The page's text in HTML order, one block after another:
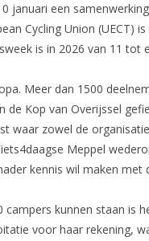
januari een
Cycling Union (UECT)
is in 2026 van 11 tot
Meer dan 1500
Kop van Overijssel
waar zowel de
Meppel
kennis wil maken met
kunnen staan is
voor haar rekening,